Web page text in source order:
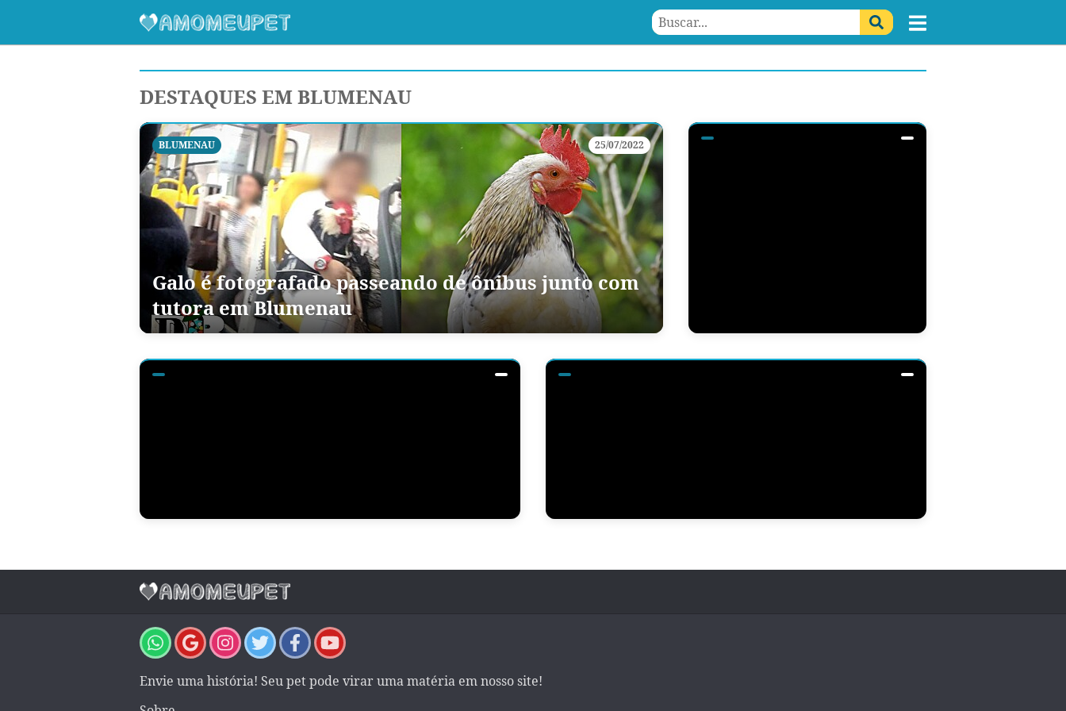
DESTAQUES EM BLUMENAU
BLUMENAU 25/07/2022
Galo é fotografado passeando de ônibus junto com
tutora em Blumenau
Envie uma história! Seu pet pode virar uma matéria em nosso site!